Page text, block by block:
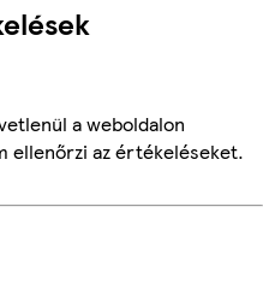
a weboldalon
ellenőrzi az értékeléseket.